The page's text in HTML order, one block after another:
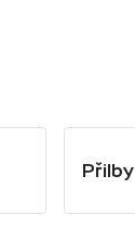
Přilby